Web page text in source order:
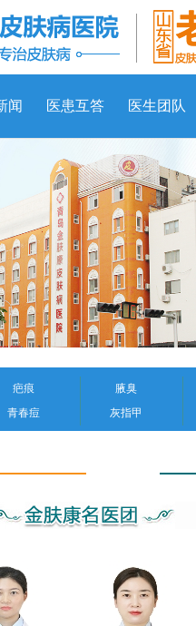
闻 医患互答 医生团队
疤痕
腋臭
青春痘 灰指甲